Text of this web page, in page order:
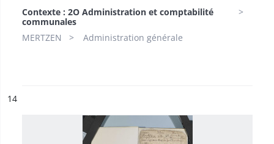
Contexte : 2O Administration et comptabilité
communales
MERTZEN
Administration générale
n°
14